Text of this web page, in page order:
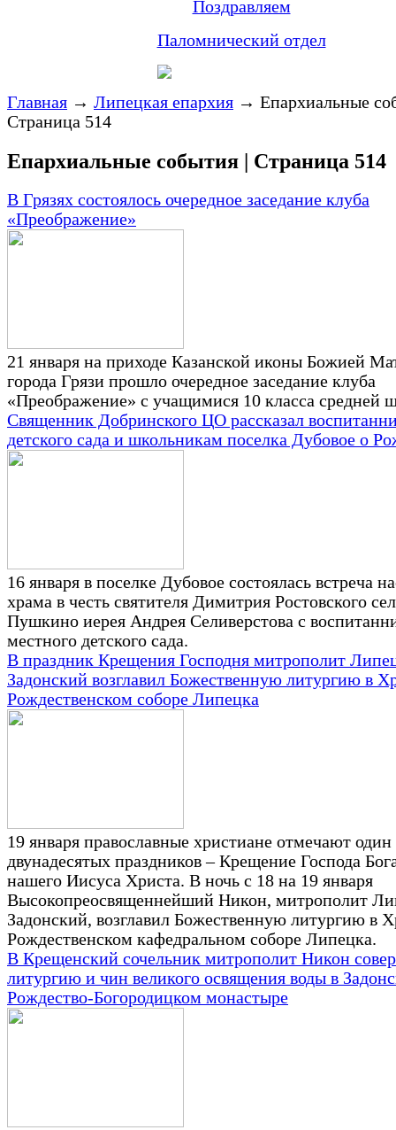
Поздравляем
Паломнический отдел
Главная → Липецкая епархия → Епархиальные
Страница 514
Епархиальные события | Страница 514
В Грязях состоялось очередное заседание клуба
«Преображение»
21 января на приходе Казанской иконы Божией
города Грязи прошло очередное заседание клуба
«Преображение» с учащимися 10 класса средней
Священник Добринского ЦО рассказал
детского сада и школьникам поселка Дубовое о
16 января в поселке Дубовое состоялась встреча
храма в честь святителя Димитрия Ростовского
Пушкино иерея Андрея Селиверстова с
местного детского сада.
В праздник Крещения Господня митрополит
Задонский возглавил Божественную литургию в
Рождественском соборе Липецка
19 января православные христиане отмечают один
двунадесятых праздников – Крещение Господа
нашего Иисуса Христа. В ночь с 18 на 19 января
Высокопреосвященнейший Никон, митрополит
Задонский, возглавил Божественную литургию в
Рождественском кафедральном соборе Липецка.
В Крещенский сочельник митрополит Никон
литургию и чин великого освящения воды в
Рождество-Богородицком монастыре